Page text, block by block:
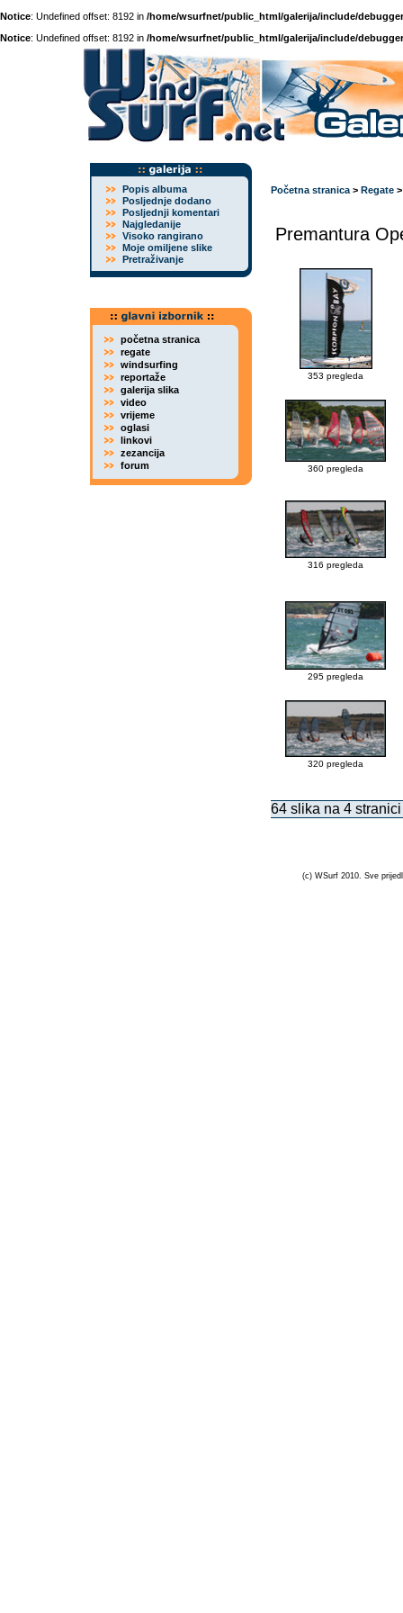
Notice: Undefined offset: 8192 in /home/wsurfnet/public_html/galerija/include/
Notice: Undefined offset: 8192 in /home/wsurfnet/public_html/galerija/include/
Popis albuma
Posljednje dodano
Posljednji komentari
Najgledanije
Visoko rangirano
Moje omiljene slike
Pretraživanje
početna stranica
regate
windsurfing
reportaže
galerija slika
video
vrijeme
oglasi
linkovi
zezancija
forum
Početna stranica > Regate
Premantura
353 pregleda
360 pregleda
316 pregleda
295 pregleda
320 pregleda
64 slika na 4 stranici
(c) WSurf 2010. Sve